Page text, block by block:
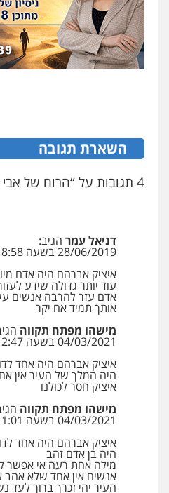
השארת תגובה
4 תגובות על “הרוח של אבי רוחן”
דניאל עמר הגיב:
28/06/2019 בשעה 8:58 pm
איציק אברהם היה אדם
עוד יותר גדולה שידע
אדם עזר להרבה אנשים
אותך תמיד אח יקר
מישהו מפתח תקווה
04/03/2021 בשעה 2:47 am
איציק אברהם היה אחד
היה המלך של העיר אין
איציק חסר לכולנו
מישהו מפתח תקווה
04/03/2021 בשעה 11:01 am
איציק אברהם היה אחד
היה בן אדם זהב
מילה אחת רעה אי אפשר
אנשים אין אחד שלא אהב
העיר יהי זכרך ברוך לעד
דין
0504578527
0522508109
אחסון אתרים
מהירות הגנה
מקצועיים לעורכי
מרכז
אסירים עבירות
לעורכי דין
מאיה בלום,
טיפול בהתמכרויות
לעורכי דין
0504062539